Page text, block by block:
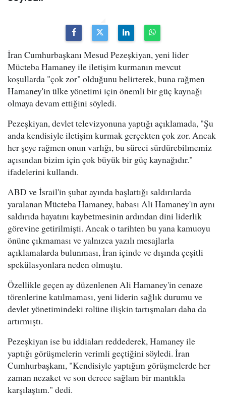
İran Cumhurbaşkanı Mesud Pezeşkiyan, yeni lider
Mücteba Hamaney ile iletişim kurmanın mevcut
koşullarda "çok zor" olduğunu belirterek, buna rağmen
Hamaney'in ülke yönetimi için önemli bir güç kaynağı
olmaya devam ettiğini söyledi.
Pezeşkiyan, devlet televizyonuna yaptığı açıklamada, "Şu
anda kendisiyle iletişim kurmak gerçekten çok zor. Ancak
her şeye rağmen onun varlığı, bu süreci sürdürebilmemiz
açısından bizim için çok büyük bir güç kaynağıdır."
ifadelerini kullandı.
ABD ve İsrail'in şubat ayında başlattığı saldırılarda
yaralanan Mücteba Hamaney, babası Ali Hamaney'in aynı
saldırıda hayatını kaybetmesinin ardından dini liderlik
görevine getirilmişti. Ancak o tarihten bu yana kamuoyu
önüne çıkmaması ve yalnızca yazılı mesajlarla
açıklamalarda bulunması, İran içinde ve dışında çeşitli
spekülasyonlara neden olmuştu.
Özellikle geçen ay düzenlenen Ali Hamaney'in cenaze
törenlerine katılmaması, yeni liderin sağlık durumu ve
devlet yönetimindeki rolüne ilişkin tartışmaları daha da
artırmıştı.
Pezeşkiyan ise bu iddiaları reddederek, Hamaney ile
yaptığı görüşmelerin verimli geçtiğini söyledi. İran
Cumhurbaşkanı, "Kendisiyle yaptığım görüşmelerde her
zaman nezaket ve son derece sağlam bir mantıkla
karşılaştım." dedi.